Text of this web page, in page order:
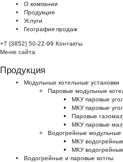
О компании
Продукция
Услуги
География продаж
+7 (3852) 50-22-99 Контакты
Меню сайта
Продукция
Модульные котельные установки
Паровые модульные
МКУ паровые
МКУ паровые
Паровые
МКУ паровые
Водогрейные модульные
МКУ
МКУ
Водогрейные и паровые котлы